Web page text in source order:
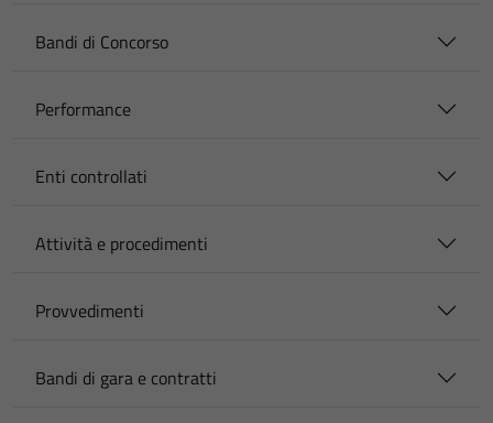
Bandi di Concorso
Performance
Enti controllati
Attività e procedimenti
Provvedimenti
Bandi di gara e contratti